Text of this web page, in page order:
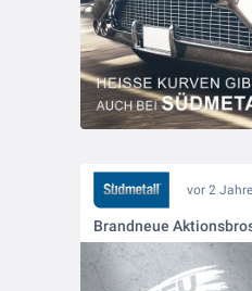
vor 2
Brandneue